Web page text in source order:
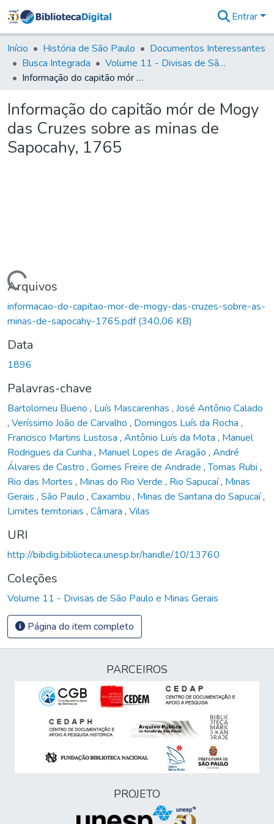
&
Coleções
Tudo na
Biblioteca
Estatísticas
Entrar
Início História de São Paulo
Documentos Interessantes
Busca Integrada
Volume 11 - Divisas de São Paulo e Minas Gerais
Informação do capitão mór de Mogy das Cruzes sobre as minas de Sapocahy, 1765
Informação do capitão mór de Mogy
das Cruzes sobre as minas de
Sapocahy, 1765
Carregando...
Arquivos
informacao-do-capitao-mor-de-mogy-das-cruzes-sobre-as-
minas-de-sapocahy-1765.pdf(340,06 KB)
Data
1896
Palavras-chave
Bartolomeu Bueno , Luís Mascarenhas , José Antônio Calado
, Veríssimo João de Carvalho , Domingos Luís da Rocha ,
Francisco Martins Lustosa , Antônio Luís da Mota , Manuel
Rodrigues da Cunha , Manuel Lopes de Aragão , André
Álvares de Castro , Gomes Freire de Andrade ,Tomas Rubi ,
Rio das Mortes , Minas do Rio Verde , Rio Sapucaí, Minas
Gerais , São Paulo , Caxambu , Minas de Santana do Sapucaí,
Limites territoriais , Câmara , Vilas
URI
http://bibdig.biblioteca.unesp.br/handle/10/13760
Coleções
Volume 11 - Divisas de São Paulo e Minas Gerais
Página do item completo
PARCEIROS
PROJETO